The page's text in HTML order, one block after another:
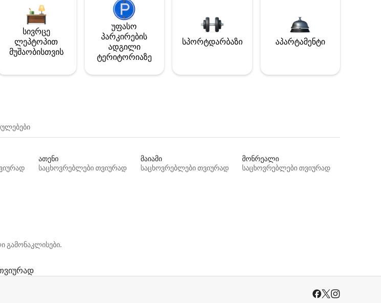
სივრცე
ლეპტოპით
მუშაობისთვის
უფასო
პარკირების
ადგილი
ტერიტორიაზე
სპორტდარბაზი აპარტამენტი
ათენი
საცხოვრებლები თვიურად
მაიამი
საცხოვრებლები თვიურად
მონრეალი
საცხოვრებლები თვიურად
გამონაკლისები.